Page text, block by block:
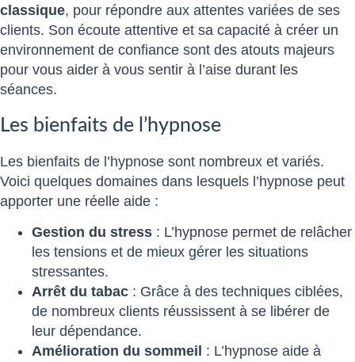
classique, pour répondre aux attentes variées de ses
clients. Son écoute attentive et sa capacité à créer un
environnement de confiance sont des atouts majeurs
pour vous aider à vous sentir à l’aise durant les
séances.
Les bienfaits de l’hypnose
Les bienfaits de l’hypnose sont nombreux et variés.
Voici quelques domaines dans lesquels l’hypnose peut
apporter une réelle aide :
Gestion du stress : L’hypnose permet de relâcher
les tensions et de mieux gérer les situations
stressantes.
Arrêt du tabac : Grâce à des techniques ciblées,
de nombreux clients réussissent à se libérer de
leur dépendance.
Amélioration du sommeil : L’hypnose aide à